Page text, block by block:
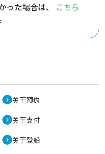
った場合は、 こちら
关于预约
关于支付
关于登船